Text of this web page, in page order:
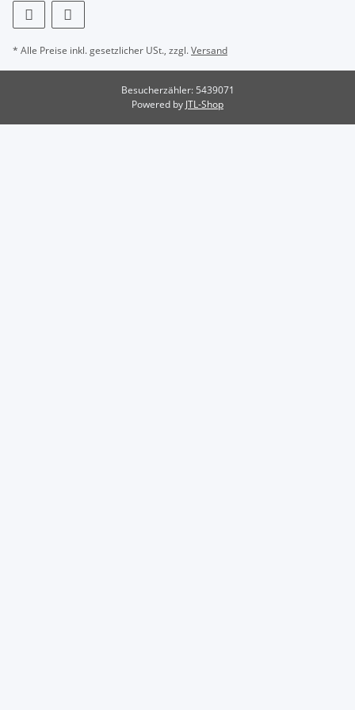
* Alle Preise inkl. gesetzlicher USt., zzgl.Versand
Besucherzähler: 5439071
Powered by JTL-Shop